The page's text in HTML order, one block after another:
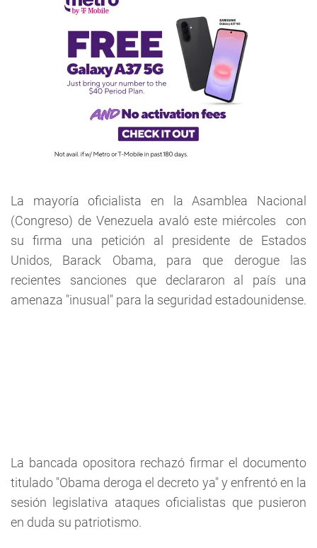
La mayoría oficialista en la Asamblea Nacional
(Congreso) de Venezuela avaló este miércoles con
su firma una petición al presidente de Estados
Unidos, Barack Obama, para que derogue las
recientes sanciones que declararon al país una
amenaza "inusual" para la seguridad estadounidense.
La bancada opositora rechazó firmar el documento
titulado "Obama deroga el decreto ya" y enfrentó en la
sesión legislativa ataques oficialistas que pusieron
en duda su patriotismo.